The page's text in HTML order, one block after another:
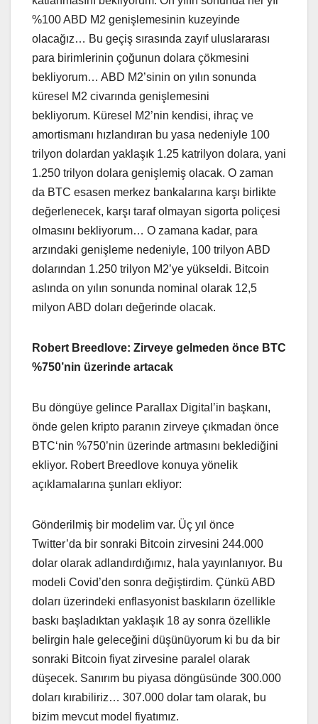
%100 ABD M2 genişlemesinin kuzeyinde
olacağız… Bu geçiş sırasında zayıf uluslararası
para birimlerinin çoğunun dolara çökmesini
bekliyorum… ABD M2’sinin on yılın sonunda
küresel M2 civarında genişlemesini
bekliyorum. Küresel M2’nin kendisi, ihraç ve
amortismanı hızlandıran bu yasa nedeniyle 100
trilyon dolardan yaklaşık 1.25 katrilyon dolara, yani
1.250 trilyon dolara genişlemiş olacak. O zaman
da BTC esasen merkez bankalarına karşı birlikte
değerlenecek, karşı taraf olmayan sigorta poliçesi
olmasını bekliyorum… O zamana kadar, para
arzındaki genişleme nedeniyle, 100 trilyon ABD
dolarından 1.250 trilyon M2’ye yükseldi. Bitcoin
aslında on yılın sonunda nominal olarak 12,5
milyon ABD doları değerinde olacak.
Robert Breedlove: Zirveye gelmeden önce BTC
%750’nin üzerinde artacak
Bu döngüye gelince Parallax Digital’in başkanı,
önde gelen kripto paranın zirveye çıkmadan önce
BTC‘nin %750’nin üzerinde artmasını beklediğini
ekliyor. Robert Breedlove konuya yönelik
açıklamalarına şunları ekliyor:
Gönderilmiş bir modelim var. Üç yıl önce
Twitter’da bir sonraki Bitcoin zirvesini 244.000
dolar olarak adlandırdığımız, hala yayınlanıyor. Bu
modeli Covid’den sonra değiştirdim. Çünkü ABD
doları üzerindeki enflasyonist baskıların özellikle
baskı başladıktan yaklaşık 18 ay sonra özellikle
belirgin hale geleceğini düşünüyorum ki bu da bir
sonraki Bitcoin fiyat zirvesine paralel olarak
düşecek. Sanırım bu piyasa döngüsünde 300.000
doları kırabiliriz… 307.000 dolar tam olarak, bu
bizim mevcut model fiyatımız.